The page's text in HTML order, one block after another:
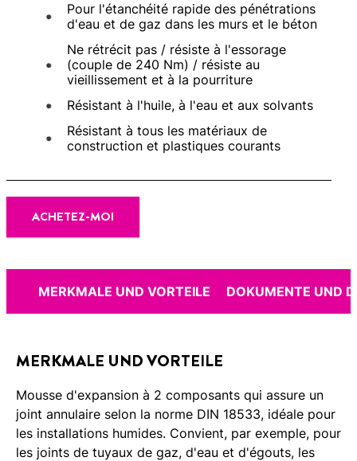
Pour l'étanchéité rapide des pénétrations
d'eau et de gaz dans les murs et le béton
Ne rétrécit pas / résiste à l'essorage
(couple de 240 Nm) / résiste au
vieillissement et à la pourriture
Résistant à l'huile, à l'eau et aux solvants
Résistant à tous les matériaux de
construction et plastiques courants
ACHETEZ-MOI
MERKMALE UND VORTEILE DOKUMENTE UND
MERKMALE UND VORTEILE
Mousse d'expansion à 2 composants qui assure un
joint annulaire selon la norme DIN 18533, idéale pour
les installations humides. Convient, par exemple, pour
les joints de tuyaux de gaz, d'eau et d'égouts, les